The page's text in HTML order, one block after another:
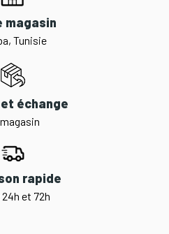
magasin
Tunisie
échange
rapide
et 72h